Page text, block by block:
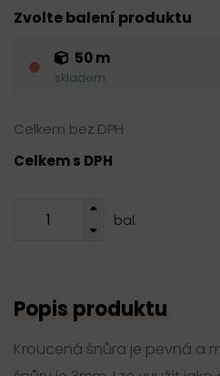
Zvolte balení produktu
50 m
skladem
Celkem bez DPH
Celkem s DPH
bal.
Popis produktu
Kroucená šnůra je pevná a